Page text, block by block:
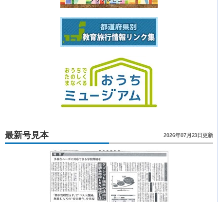
最新号見本 2026年07月23日更新